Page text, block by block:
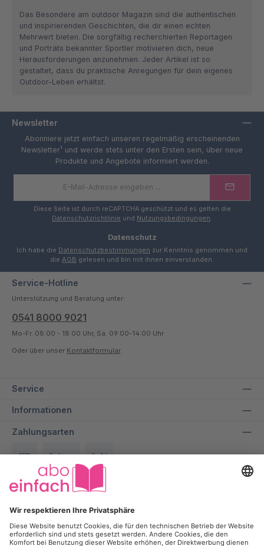
Das Besondere am outdoor Magazin sind die authentischen
und inspirierenden Geschichten, die dir einen echten
Mehrwert bieten. Die sorgfältig recherchierten Reportagen
und Porträts bekannter Sportler motivieren dich, neue
Herausforderungen anzunehmen. Jeder Artikel ist so
gestaltet, dass du praktische Anregungen für dein eigenes
Outdoor-Leben erhältst.
Newsletter
Abonniere jetzt einfach unseren regelmäßig erscheinenden
Newsletter¹ und werde stets unter den Ersten sein, über neue
Produkte und Angebote informiert werden.
Diese Seite ist durch reCAPTCHA geschützt und es gelten die
Datenschutzrichtlinie und Nutzungsbedingungen.
Datenschutz
Ich habe die Datenschutzbestimmungen zur Kenntnis genommen und
die AGB gelesen und bin mit ihnen einverstanden.
Service-Hotline
Unterstützung und Beratung unter:
0541 8000 9021
Mo-Fr. 08:00 - 18:00 Uhr, Sa. 09:00-14:00 Uhr
Oder über unser Kontaktformular.
Service
Informationen
Zahlungsarten
SEPA Rechnung PayPal
Über uns
Wir bei aboeinfach geben alles dafür, dir ein entspanntes und
50% auf deine Lieblingszeitschrift zu sparen.